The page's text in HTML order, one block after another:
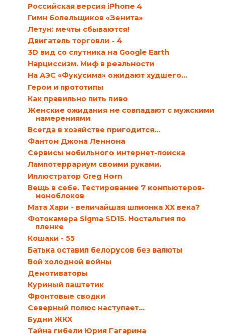
Российская версия iPhone 4
Гимн болельщиков «Зенита»
Летун: мечты сбываются!
Двигатель торговли - 4
3D вид со спутника на Google Earth
Нарциссизм. Миф в реальности
На АЭС «Фукусима» ожидают худшего…
Герои и прототипы
Как правильно пить пиво
Женские ожидания не совпадают с мужскими
намерениями
Всегда в хозяйстве пригодится…
Фантом Джона Леннона
Сервисы мобильного интернет-поиска
Лампотеррариум своими руками.
Иллюстратор Greg Horn
Вещь в себе. Тестирование 7 компьютеров-
моноблоков
Мата Хари - величайшая шпионка ХХ века?
Фотокамера Sigma SD15. Ностальгия по
пленке
Кошаки - 55
Батька оставил белорусов без валюты
Вой холодной войны
Демотиваторы
Куриный паштетик
Фронтовые сводки
Северный полюс наступает…
Будни ЖКХ
Тайна гибели Юрия Гагарина